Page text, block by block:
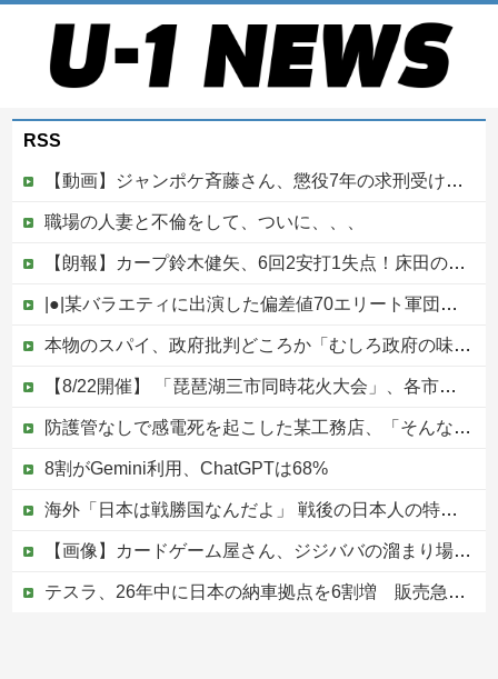
RSS
【動画】ジャンポケ斉藤さん、懲役7年の求刑受けたあとのTikTokライブ配信がヤバすぎると話題にwwwwwwwwwwwwwwwwwwww
職場の人妻と不倫をして、ついに、、、
【朗報】カープ鈴木健矢、6回2安打1失点！床田の代役先発で快投し鯉党に絶賛される！
|●|某バラエティに出演した偏差値70エリート軍団、「こんな好感度の低い組み合わせは中々ないよ」と視聴者を呆れさせてしまう
本物のスパイ、政府批判どころか「むしろ政府の味方」を演じて潜伏することが判明他
【8/22開催】 「琵琶湖三市同時花火大会」、各市公式「そんな花火大会は存在しない」→ 高価チケットを購入した人達がSNS阿鼻叫喚
防護管なしで感電死を起こした某工務店、「そんな危険な現場お断りしますわ!と断って正解やったわ」と業者が業界事情を告白
8割がGemini利用、ChatGPTは68%
海外「日本は戦勝国なんだよ」 戦後の日本人の特別な生き様に各国から称賛の声
【画像】カードゲーム屋さん、ジジババの溜まり場になって終わるwwwwwwwwwwww
テスラ、26年中に日本の納車拠点を6割増 販売急増による混乱収拾へ